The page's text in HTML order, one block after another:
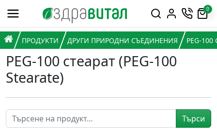
Премини към съдържанието
Горна навигация
0
Главна навигация
НАЧАЛО
ПРОДУКТИ ДРУГИ ПРИРОДНИ СЪЕДИНЕНИЯ PEG-100
PEG-100 стеарат (PEG-100
Stearate)
Търси